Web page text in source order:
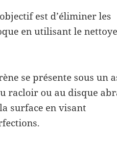
est d’éliminer les
en utilisant le
se présente sous un
racloir ou au disque
surface en visant